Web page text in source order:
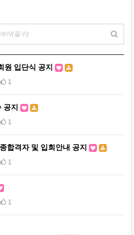
원 입단식 공지
1
공지
1
합격자 및 입회안내 공지
1
1